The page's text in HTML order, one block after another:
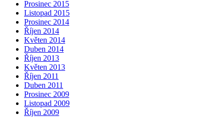
Prosinec 2015
Listopad 2015
Prosinec 2014
Říjen 2014
Květen 2014
Duben 2014
Říjen 2013
Květen 2013
Říjen 2011
Duben 2011
Prosinec 2009
Listopad 2009
Říjen 2009